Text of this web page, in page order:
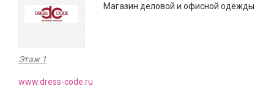
Магазин деловой и офисной одежды
Этаж 1
www.dress-code.ru